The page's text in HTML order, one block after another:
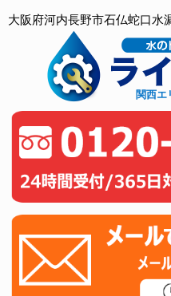
大阪府河内長野市石仏蛇口水
関西エ